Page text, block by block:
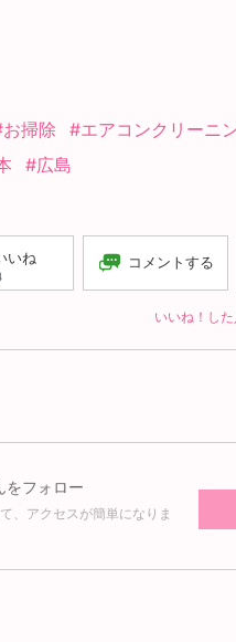
掃除 #エアコンクリーニ
#広島
いね コメントする
いいね！し
をフォロー
、アクセスが簡単になりま